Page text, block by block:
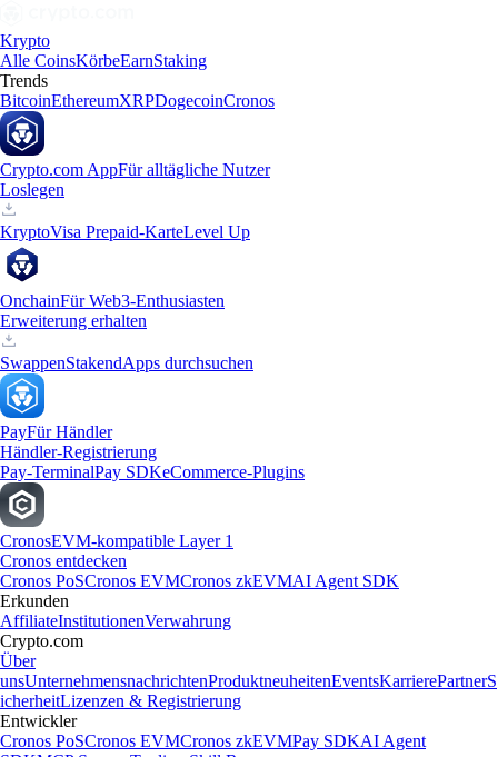
Krypto
Alle CoinsKörbeEarnStaking
Trends
BitcoinEthereumXRPDogecoinCronos
Crypto.com AppFür alltägliche Nutzer
Loslegen
KryptoVisa Prepaid-KarteLevel Up
OnchainFür Web3-Enthusiasten
Erweiterung erhalten
SwappenStakendApps durchsuchen
PayFür Händler
Händler-Registrierung
Pay-TerminalPay SDKeCommerce-Plugins
CronosEVM-kompatible Layer 1
Cronos entdecken
Cronos PoSCronos EVMCronos zkEVMAI Agent SDK
Erkunden
AffiliateInstitutionenVerwahrung
Crypto.com
Über
unsUnternehmensnachrichtenProduktneuheitenEventsKarrierePartnerS
icherheitLizenzen & Registrierung
Entwickler
Cronos PoSCronos EVMCronos zkEVMPay SDKAI Agent